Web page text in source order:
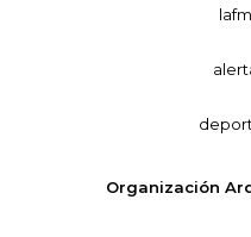
Organización